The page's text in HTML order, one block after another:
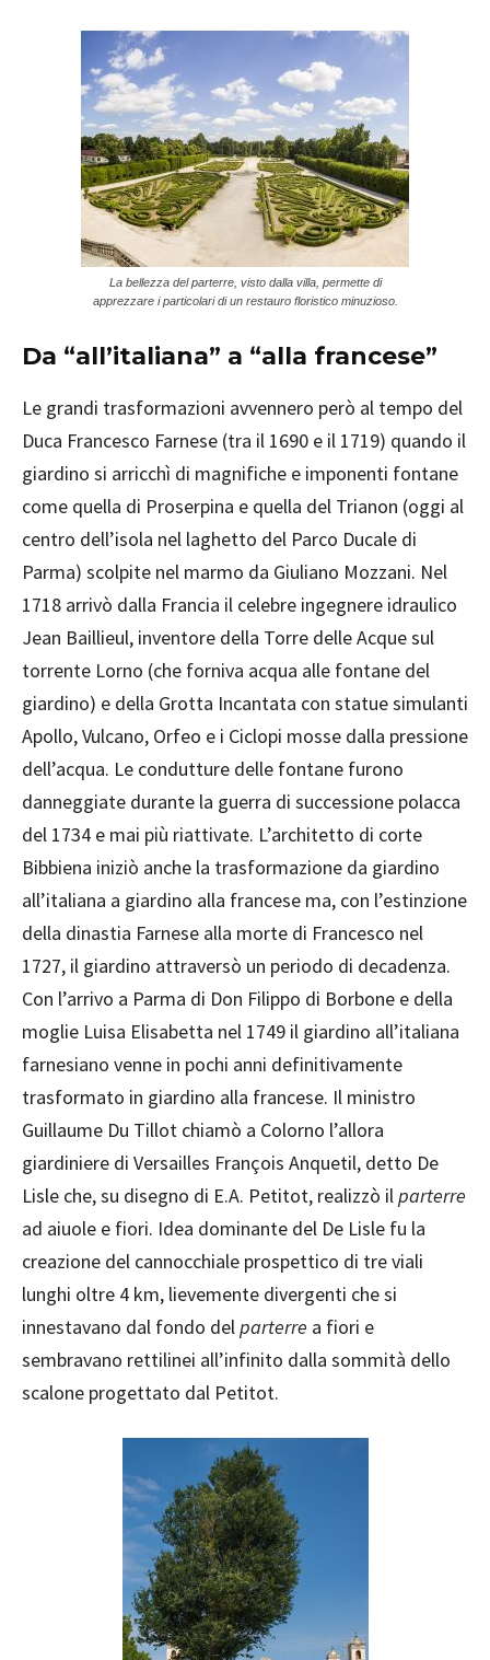
La bellezza del parterre, visto dalla villa, permette di
apprezzare i particolari di un restauro floristico minuzioso.
Da “all’italiana” a “alla francese”
Le grandi trasformazioni avvennero però al tempo del
Duca Francesco Farnese (tra il 1690 e il 1719) quando il
giardino si arricchì di magnifiche e imponenti fontane
come quella di Proserpina e quella del Trianon (oggi al
centro dell’isola nel laghetto del Parco Ducale di
Parma) scolpite nel marmo da Giuliano Mozzani. Nel
1718 arrivò dalla Francia il celebre ingegnere idraulico
Jean Baillieul, inventore della Torre delle Acque sul
torrente Lorno (che forniva acqua alle fontane del
giardino) e della Grotta Incantata con statue simulanti
Apollo, Vulcano, Orfeo e i Ciclopi mosse dalla pressione
dell’acqua. Le condutture delle fontane furono
danneggiate durante la guerra di successione polacca
del 1734 e mai più riattivate. L’architetto di corte
Bibbiena iniziò anche la trasformazione da giardino
all’italiana a giardino alla francese ma, con l’estinzione
della dinastia Farnese alla morte di Francesco nel
1727, il giardino attraversò un periodo di decadenza.
Con l’arrivo a Parma di Don Filippo di Borbone e della
moglie Luisa Elisabetta nel 1749 il giardino all’italiana
farnesiano venne in pochi anni definitivamente
trasformato in giardino alla francese. Il ministro
Guillaume Du Tillot chiamò a Colorno l’allora
giardiniere di Versailles François Anquetil, detto De
Lisle che, su disegno di E.A. Petitot, realizzò ilparterre
ad aiuole e fiori. Idea dominante del De Lisle fu la
creazione del cannocchiale prospettico di tre viali
lunghi oltre 4 km, lievemente divergenti che si
innestavano dal fondo delparterre a fiori e
sembravano rettilinei all’infinito dalla sommità dello
scalone progettato dal Petitot.